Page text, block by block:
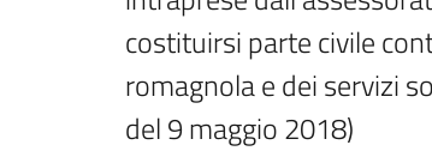
costituirsi parte civile
romagnola e dei servizi
del 9 maggio 2018)